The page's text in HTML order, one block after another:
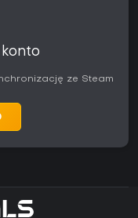
ze Steam